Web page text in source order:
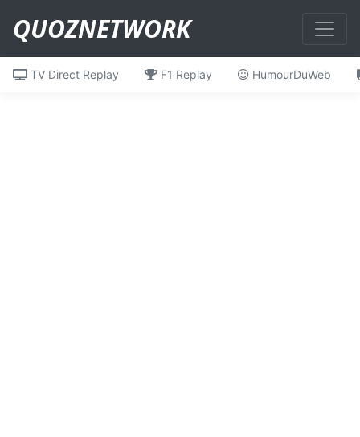
QUOZNETWORK
TV Direct Replay F1 Replay HumourDuWeb